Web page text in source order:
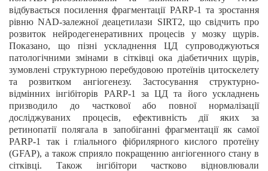
відбувається посилення фрагментації PARP-1 та зростання
рівню NAD-залежної деацетилази SIRT2, що свідчить про
розвиток нейродегенеративних процесів у мозку щурів.
Показано, що пізні ускладнення ЦД супроводжуються
патологічними змінами в сітківці ока діабетичних щурів,
зумовлені структурною перебудовою протеїнів цитоскелету
та розвитком ангіогенезу. Застосування структурно-
відмінних інгібіторів PARP-1 за ЦД та його ускладнень
призводило до часткової або повної нормалізації
досліджуваних процесів, ефективність дії яких за
ретинопатії полягала в запобіганні фрагментації як самої
PARP-1 так і гліального фібрилярного кислого протеїну
(GFAP), а також сприяло покращенню ангіогенного стану в
сітківці. Також інгібітори частково відновлювали